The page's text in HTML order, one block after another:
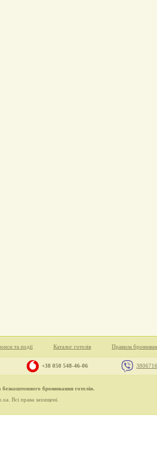
та події Каталог готелів Правила
+38 050 548-46-06
бронювання готелів.
Всі права захищені.